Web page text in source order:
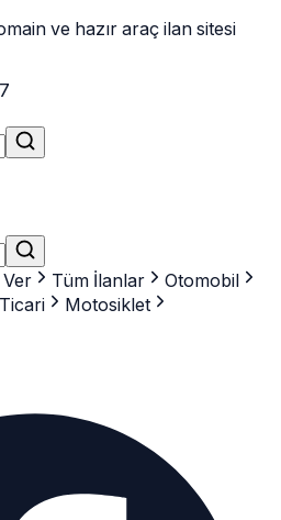
ve hazır araç ilan sitesi
Tüm İlanlar
Otomobil
Motosiklet